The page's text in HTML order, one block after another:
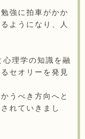
強に拍車がかか
ようになり、人
理学の知識を融
セオリーを発見
うべき方向へと
れていきまし